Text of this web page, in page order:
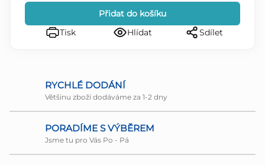
Přidat do košíku
Tisk
Hlídat Sdílet
RYCHLÉ DODÁNÍ
Většinu zboží dodáváme za 1-2 dny
PORADÍME S VÝBĚREM
Jsme tu pro Vás Po - Pá